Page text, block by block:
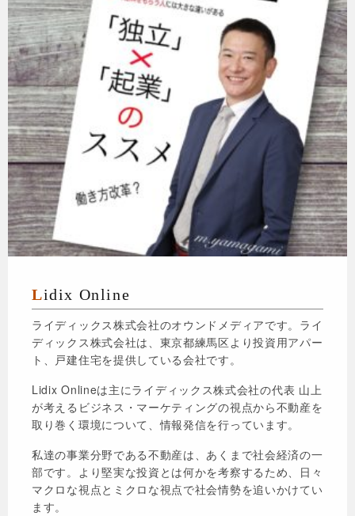
Lidix Online
ライディックス株式会社のオウンドメディアです。ライ
ディックス株式会社は、東京都練馬区より投資用アパー
ト、戸建住宅を提供している会社です。
Lidix Onlineは主にライディックス株式会社の代表 山上
が考えるビジネス・マーケティングの視点から不動産を
取り巻く環境について、情報発信を行っています。
私達の事業分野である不動産は、あくまで社会経済の一
部です。より堅実な投資とは何かを考察するため、日々
マクロな視点とミクロな視点で社会情勢を追いかけてい
ます。